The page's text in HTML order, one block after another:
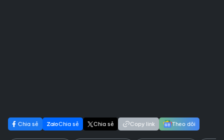
Chia sẻ Chia sẻ Chia sẻ Copy link Theo dõi